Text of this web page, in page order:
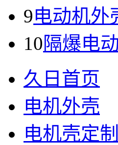
9电动机外
10隔爆电
久日首页
电机外壳
电机壳定制